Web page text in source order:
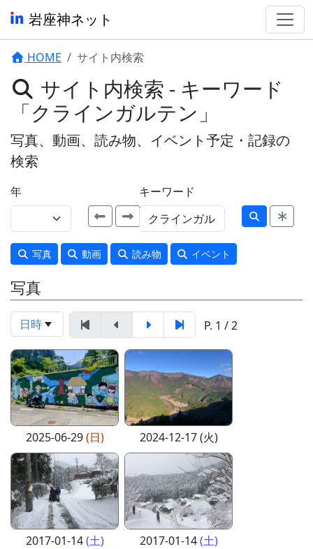
岩座神ネット
HOME サイト内検索
サイト内検索 - キーワード
「クラインガルテン」
写真、動画、読み物、イベント予定・記録の
検索
年 キーワード
写真 動画 読み物 イベント
写真
日時 P. 1 / 2
2025-06-29(日) 2024-12-17 (火)
2017-01-14(土) 2017-01-14(土)